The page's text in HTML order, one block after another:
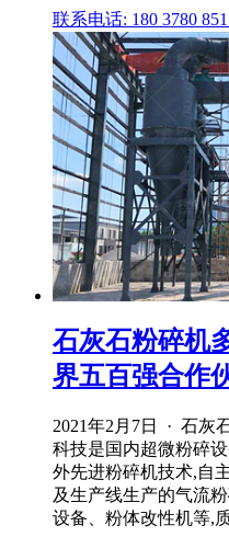
联系电话: 180 3780
石灰石粉碎机
界五百强合作
2021年2月7日 · 石灰
科技是国内超微粉碎
外先进粉碎机技术,自
及生产线生产的气流
设备、粉体改性机等,